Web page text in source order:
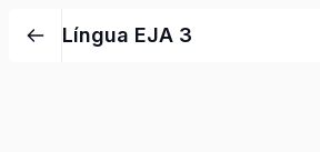
para
Língua EJA 3